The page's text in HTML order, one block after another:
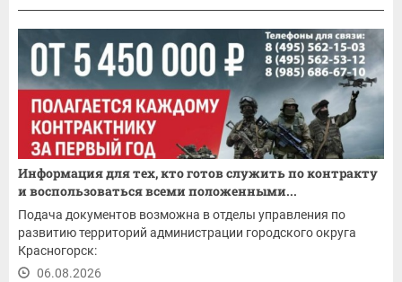
Информация для тех, кто готов служить по контракту
и воспользоваться всеми положенными...
Подача документов возможна в отделы управления по
развитию территорий администрации городского округа
Красногорск:
06.08.2026